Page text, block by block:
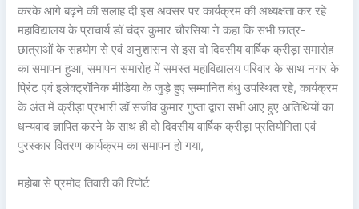
करके आगे बढ़ने की सलाह दी इस अवसर पर कार्यक्रम की अध्यक्षता कर रहे
महाविद्यालय के प्राचार्य डॉ चंद्र कुमार चौरसिया ने कहा कि सभी छात्र-
छात्राओं के सहयोग से एवं अनुशासन से इस दो दिवसीय वार्षिक क्रीड़ा समारोह
का समापन हुआ, समापन समारोह में समस्त महाविद्यालय परिवार के साथ नगर के
प्रिंट एवं इलेक्ट्रॉनिक मीडिया के जुड़े हुए सम्मानित बंधु उपस्थित रहे, कार्यक्रम
के अंत में क्रीड़ा प्रभारी डॉ संजीव कुमार गुप्ता द्वारा सभी आए हुए अतिथियों का
धन्यवाद ज्ञापित करने के साथ ही दो दिवसीय वार्षिक क्रीड़ा प्रतियोगिता एवं
पुरस्कार वितरण कार्यक्रम का समापन हो गया,
महोबा से प्रमोद तिवारी की रिपोर्ट